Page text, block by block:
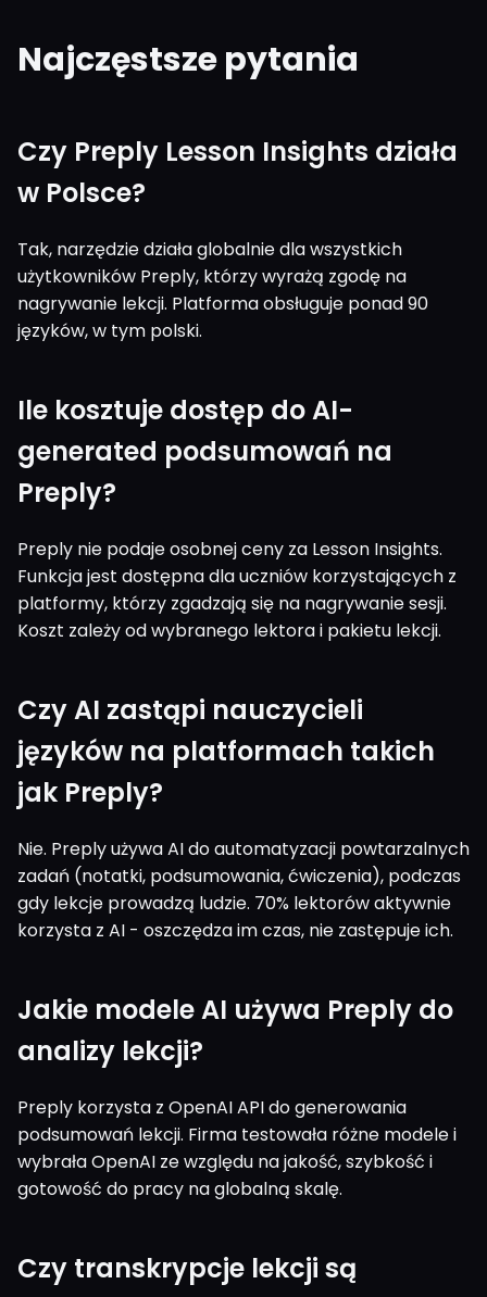
Najczęstsze pytania
Czy Preply Lesson Insights działa
w Polsce?
Tak, narzędzie działa globalnie dla wszystkich
użytkowników Preply, którzy wyrażą zgodę na
nagrywanie lekcji. Platforma obsługuje ponad 90
języków, w tym polski.
Ile kosztuje dostęp do AI-
generated podsumowań na
Preply?
Preply nie podaje osobnej ceny za Lesson Insights.
Funkcja jest dostępna dla uczniów korzystających z
platformy, którzy zgadzają się na nagrywanie sesji.
Koszt zależy od wybranego lektora i pakietu lekcji.
Czy AI zastąpi nauczycieli
języków na platformach takich
jak Preply?
Nie. Preply używa AI do automatyzacji powtarzalnych
zadań (notatki, podsumowania, ćwiczenia), podczas
gdy lekcje prowadzą ludzie. 70% lektorów aktywnie
korzysta z AI - oszczędza im czas, nie zastępuje ich.
Jakie modele AI używa Preply do
analizy lekcji?
Preply korzysta z OpenAI API do generowania
podsumowań lekcji. Firma testowała różne modele i
wybrała OpenAI ze względu na jakość, szybkość i
gotowość do pracy na globalną skalę.
Czy transkrypcje lekcji są